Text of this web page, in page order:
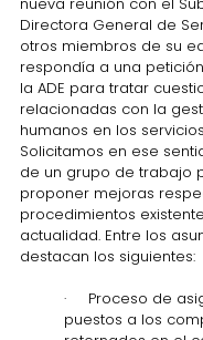
Directora General de
otros miembros de su
respondía a una
la ADE para tratar
relacionadas con la
humanos en los
Solicitamos en ese
de un grupo de trabajo
proponer mejoras
procedimientos
actualidad. Entre los
destacan los siguientes:
·     Proceso de
puestos a los